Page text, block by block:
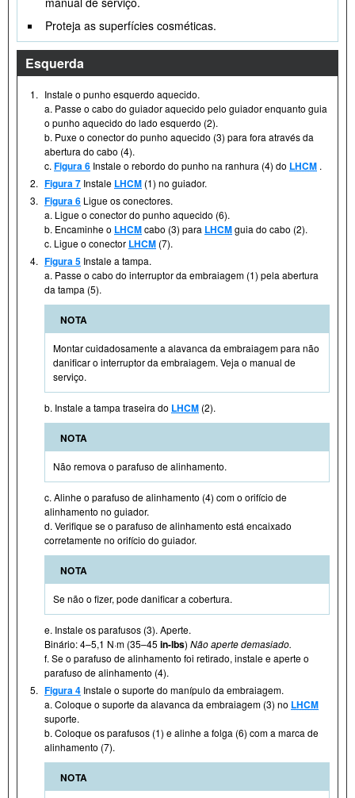
Proteja as superfícies cosméticas.
Esquerda
1. Instale o punho esquerdo aquecido.
a. Passe o cabo do guiador aquecido pelo guiador enquanto guia
o punho aquecido do lado esquerdo (2).
b. Puxe o conector do punho aquecido (3) para fora através da
abertura do cabo (4).
c. Figura 6 Instale o rebordo do punho na ranhura (4) do LHCM .
2. Figura 7 Instale LHCM (1) no guiador.
3. Figura 6 Ligue os conectores.
a. Ligue o conector do punho aquecido (6).
b. Encaminhe o LHCMcabo (3) para LHCMguia do cabo (2).
c. Ligue o conector LHCM (7).
4. Figura 5 Instale a tampa.
a. Passe o cabo do interruptor da embraiagem (1) pela abertura
da tampa (5).
NOTA
Montar cuidadosamente a alavanca da embraiagem para não
danificar o interruptor da embraiagem. Veja o manual de
serviço.
b. Instale a tampa traseira do LHCM (2).
NOTA
Não remova o parafuso de alinhamento.
c. Alinhe o parafuso de alinhamento (4) com o orifício de
alinhamento no guiador.
d. Verifique se o parafuso de alinhamento está encaixado
corretamente no orifício do guiador.
NOTA
Se não o fizer, pode danificar a cobertura.
e. Instale os parafusos (3). Aperte.
Binário: 4–5,1 N·m (35–45 in-lbs) Não aperte demasiado.
f. Se o parafuso de alinhamento foi retirado, instale e aperte o
parafuso de alinhamento (4).
5. Figura 4 Instale o suporte do manípulo da embraiagem.
a. Coloque o suporte da alavanca da embraiagem (3) no LHCM
suporte.
b. Coloque os parafusos (1) e alinhe a folga (6) com a marca de
alinhamento (7).
NOTA